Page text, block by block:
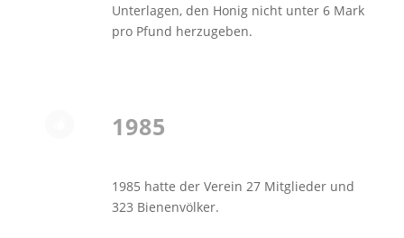
Unterlagen, den Honig nicht unter 6 Mark
pro Pfund herzugeben.
1985
1985 hatte der Verein 27 Mitglieder und
323 Bienenvölker.